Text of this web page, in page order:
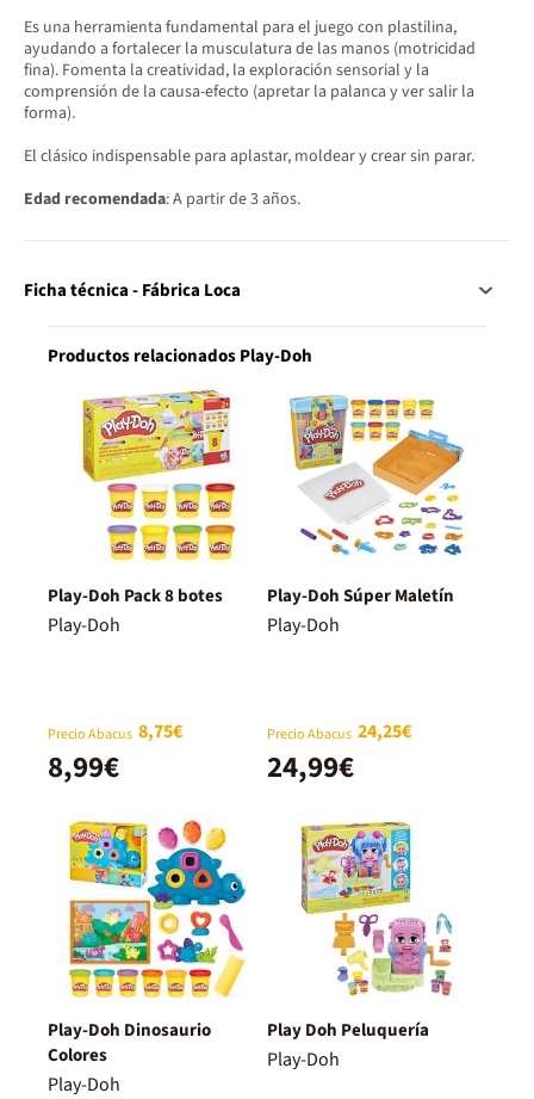
Es una herramienta fundamental para el juego con plastilina,
ayudando a fortalecer la musculatura de las manos (motricidad
fina). Fomenta la creatividad, la exploración sensorial y la
comprensión de la causa-efecto (apretar la palanca y ver salir la
forma).
El clásico indispensable para aplastar, moldear y crear sin parar.
Edad recomendada: A partir de 3 años.
Ficha técnica - Fábrica Loca
Productos relacionados Play-Doh
Play-Doh Pack 8 botes
Play-Doh
Precio Abacus 8,75€
8,99€
Play-Doh Súper Maletín
Play-Doh
Precio Abacus 24,25€
24,99€
Play-Doh Dinosaurio
Colores
Play-Doh
Play Doh Peluquería
Play-Doh